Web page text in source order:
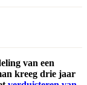
van een
kreeg drie jaar